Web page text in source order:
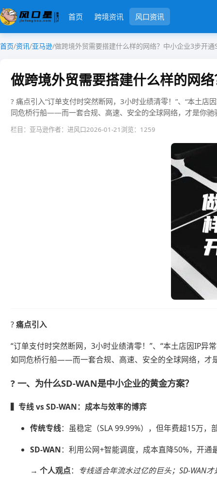
首页 跨境资讯 风口资讯
首页/资讯/亚马逊/做跨境外贸需要搭建什么样的网络？中小企业3步开通
做跨境外贸需要搭建什么样的网
? ​​痛点引入​​“订单支付时突然断网，3小时业绩清零！”、“本土
同危桥行船——而一套合规、高速、安全的全球网络，才是你驰
栏目：亚马逊作者：进风口2026-01-21 浏览：1259
? ​​痛点引入​
“订单支付时突然断网，3小时业绩清零！”、“本土店因IP
如同危桥行船——而一套合规、高速、安全的全球网络，才
? ​​一、为什么SD-WAN是中小企业的黄金方案？​
​▍专线 vs SD-WAN：成本与效率的博弈​
​传统专线​：虽稳定（SLA 99.99%），但年费超15万，
​SD-WAN​：利用公网+智能调度，成本直降50%，开通
​→ 个人观点​​： 专线适合年流水过亿的巨头；SD-WAN